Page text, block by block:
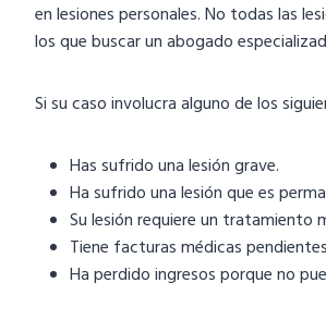
en lesiones personales. No todas las
los que buscar un abogado
Si su caso involucra alguno de los
Has sufrido una lesión grave.
Ha sufrido una lesión que es
Su lesión requiere un tratamiento
Tiene facturas médicas
Ha perdido ingresos porque no